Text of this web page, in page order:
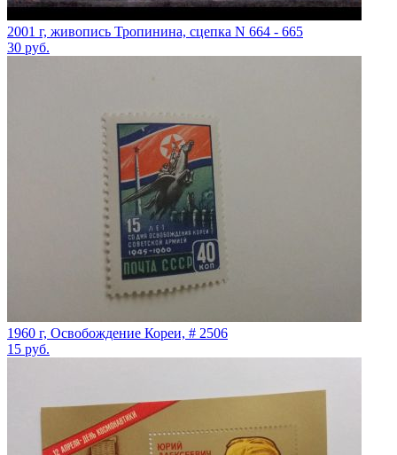
2001 г, живопись Тропинина, сцепка N 664 - 665
30 руб.
1960 г, Освобождение Кореи, # 2506
15 руб.